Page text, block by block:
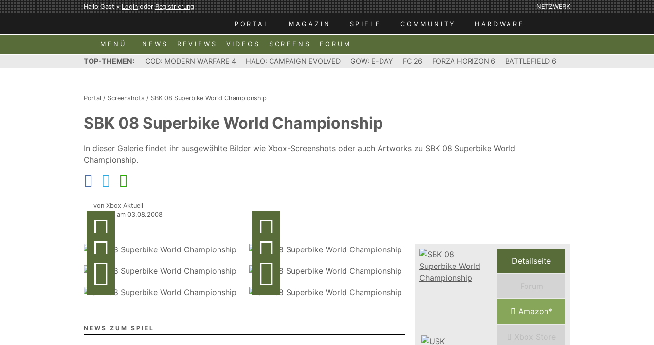
Hallo Gast »LoginoderRegistrierung NETZWERK
PORTAL MAGAZIN SPIELE COMMUNITY HARDWARE
MENÜ NEWS REVIEWS VIDEOS SCREENS FORUM
TOP-THEMEN: COD: MODERN WARFARE 4 HALO: CAMPAIGN EVOLVED GOW: E-DAY FC 26 FORZA HORIZON 6 BATTLEFIELD 6
Portal / Screenshots / SBK 08 Superbike World Championship
SBK 08 Superbike World Championship
In dieser Galerie findet ihr ausgewählte Bilder wie Xbox-Screenshots oder auch Artworks zu SBK 08 Superbike World
Championship.
von Xbox Aktuell
Update am 03.08.2008
NEWS ZUM SPIEL
Detailseite
Forum
Amazon*
Xbox Store